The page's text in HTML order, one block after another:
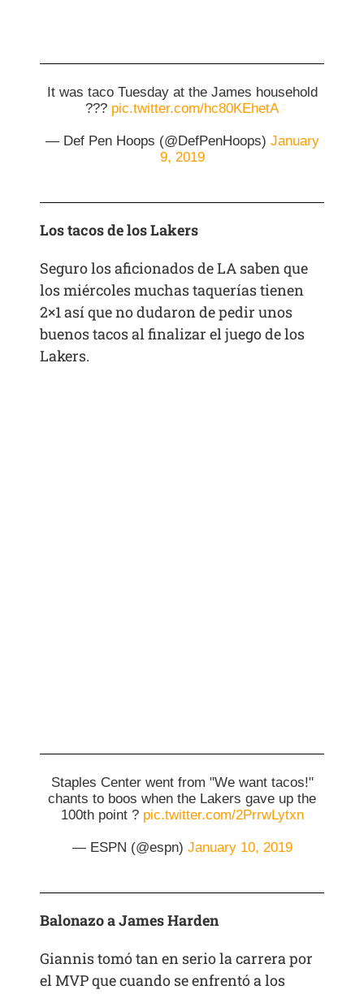
It was taco Tuesday at the James household
??? pic.twitter.com/hc80KEhetA
— Def Pen Hoops (@DefPenHoops) January
9, 2019
Los tacos de los Lakers
Seguro los aficionados de LA saben que
los miércoles muchas taquerías tienen
2×1 así que no dudaron de pedir unos
buenos tacos al finalizar el juego de los
Lakers.
Staples Center went from "We want tacos!"
chants to boos when the Lakers gave up the
100th point ? pic.twitter.com/2PrrwLytxn
— ESPN (@espn) January 10, 2019
Balonazo a James Harden
Giannis tomó tan en serio la carrera por
el MVP que cuando se enfrentó a los